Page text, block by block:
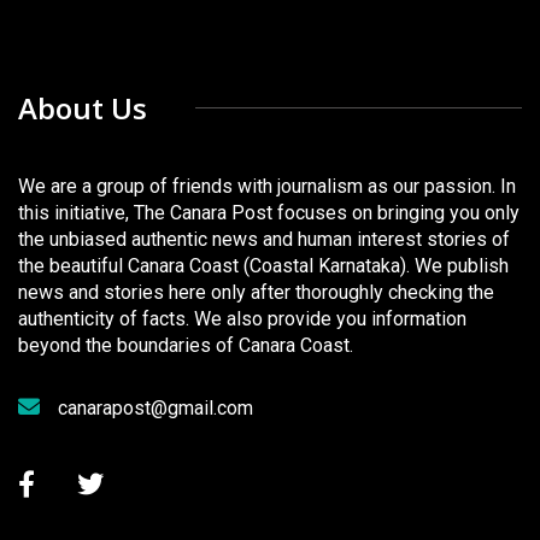
About Us
We are a group of friends with journalism as our passion. In
this initiative, The Canara Post focuses on bringing you only
the unbiased authentic news and human interest stories of
the beautiful Canara Coast (Coastal Karnataka). We publish
news and stories here only after thoroughly checking the
authenticity of facts. We also provide you information
beyond the boundaries of Canara Coast.
canarapost@gmail.com